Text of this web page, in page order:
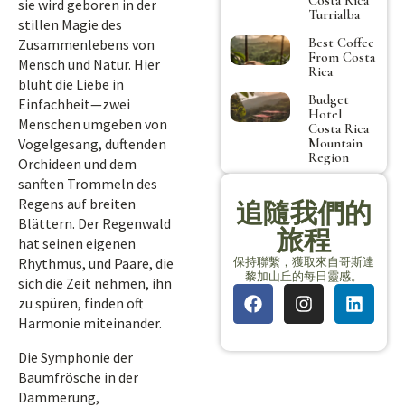
sie wird geboren in der
stillen Magie des
Zusammenlebens von
Mensch und Natur. Hier
blüht die Liebe in
Einfachheit—zwei
Menschen umgeben von
Vogelgesang, duftenden
Orchideen und dem
sanften Trommeln des
Regens auf breiten
Blättern. Der Regenwald
hat seinen eigenen
Rhythmus, und Paare, die
sich die Zeit nehmen, ihn
zu spüren, finden oft
Harmonie miteinander.
Die Symphonie der
Baumfrösche in der
Dämmerung,
Turrialba
Best Coffee
From Costa
Rica
Budget
Hotel
Costa Rica
Mountain
Region
追隨我們的
旅程
保持聯繫，獲取來自哥斯達
黎加山丘的每日靈感。